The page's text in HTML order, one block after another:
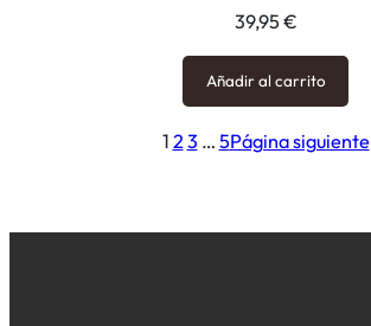
39,95€
Añadir al carrito
1 2 3 … 5Página siguiente